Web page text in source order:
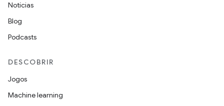
Notícias
Blog
Podcasts
DESCOBRIR
Jogos
Machine learning